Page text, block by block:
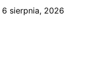
6 sierpnia, 2026